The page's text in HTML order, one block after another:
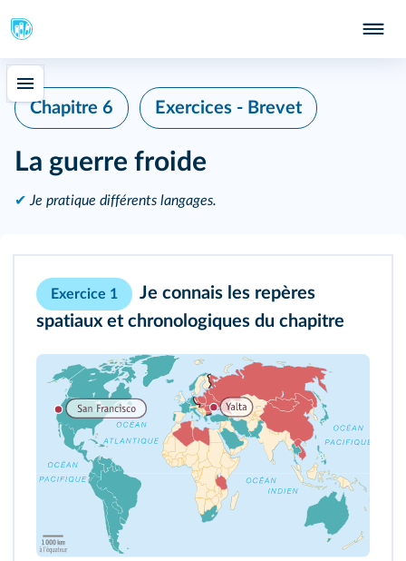
Chapitre 6 Exercices - Brevet
La guerre froide
✔ Je pratique différents langages.
Exercice 1
Je connais les repères
spatiaux et chronologiques du chapitre